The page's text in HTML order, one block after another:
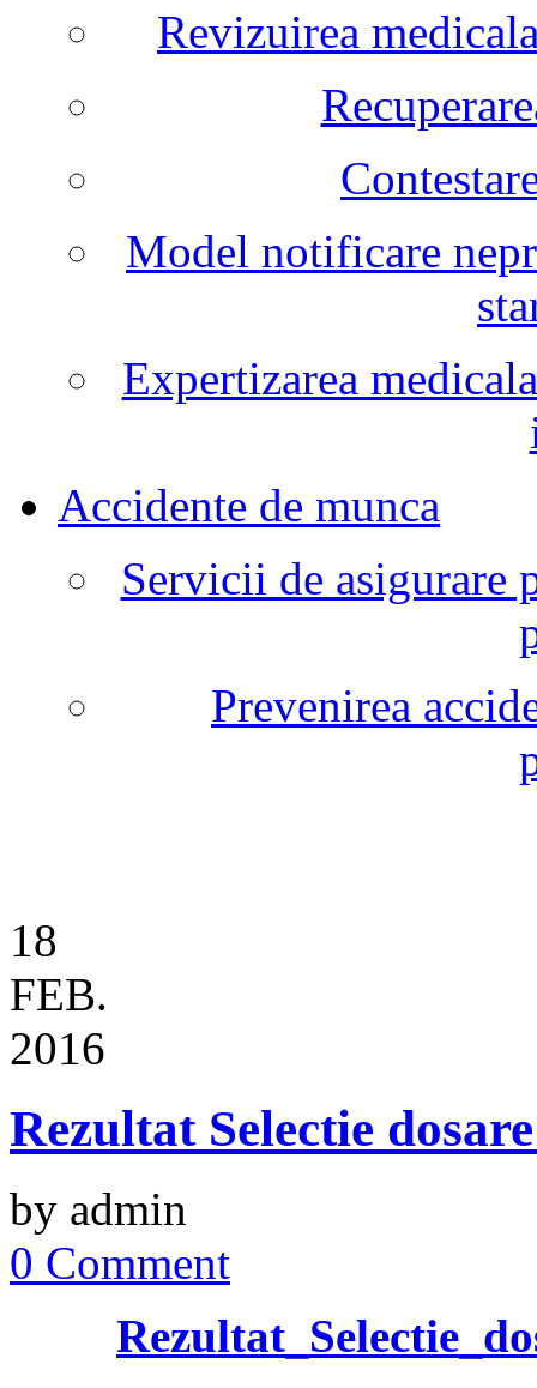
Revizuirea
Model notificare
Expertizarea
Accidente de munca
Servicii de asigurare
Prevenirea
18
FEB.
2016
Rezultat Selectie
by admin
0 Comment